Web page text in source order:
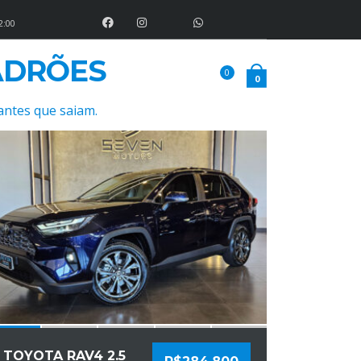
0
0
que saiam.
TOYOTA RAV4 2.5